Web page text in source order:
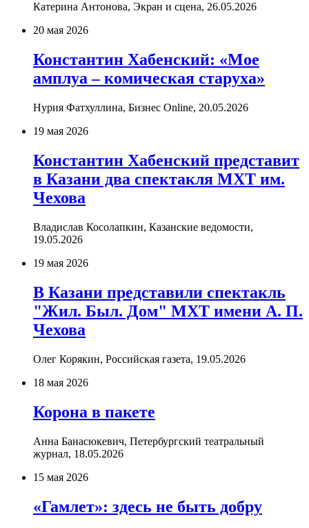
Катерина Антонова, Экран и сцена, 26.05.2026
20 мая 2026
Константин Хабенский: «Мое
амплуа – комическая старуха»
Нурия Фатхуллина, Бизнес Online, 20.05.2026
19 мая 2026
Константин Хабенский представит
в Казани два спектакля МХТ им.
Чехова
Владислав Косолапкин, Казанские ведомости,
19.05.2026
19 мая 2026
В Казани представили спектакль
"Жил. Был. Дом" МХТ имени А. П.
Чехова
Олег Корякин, Российская газета, 19.05.2026
18 мая 2026
Корона в пакете
Анна Банасюкевич, Петербургский театральный
журнал, 18.05.2026
15 мая 2026
«Гамлет»: здесь не быть добру